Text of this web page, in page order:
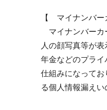
【 マイナンバ
マイナンバーカ
人の顔写真等が
年金などのプラ
仕組みになって
る個人情報漏え